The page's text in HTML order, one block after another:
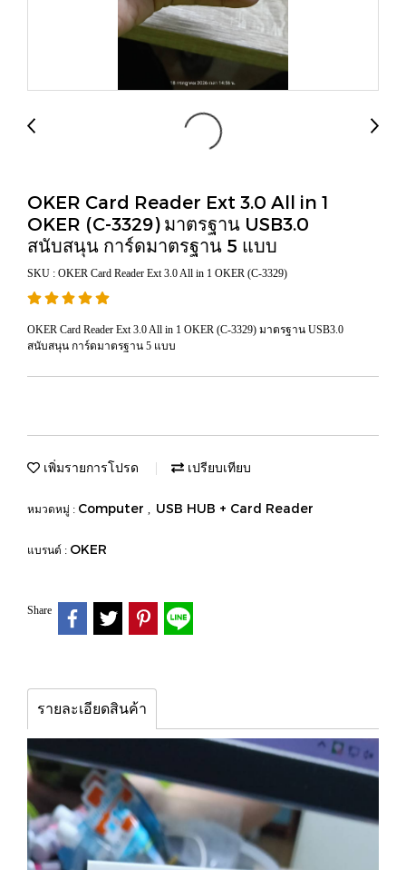
OKER Card Reader Ext 3.0 All in 1
OKER (C-3329) มาตรฐาน USB3.0
สนับสนุน การ์ดมาตรฐาน 5 แบบ
SKU : OKER Card Reader Ext 3.0 All in 1 OKER (C-3329)
OKER Card Reader Ext 3.0 All in 1 OKER (C-3329) มาตรฐาน USB3.0
สนับสนุน การ์ดมาตรฐาน 5 แบบ
เพิ่มรายการโปรด เปรียบเทียบ
หมวดหมู่ : Computer , USB HUB + Card Reader
แบรนด์ : OKER
Share
รายละเอียดสินค้า